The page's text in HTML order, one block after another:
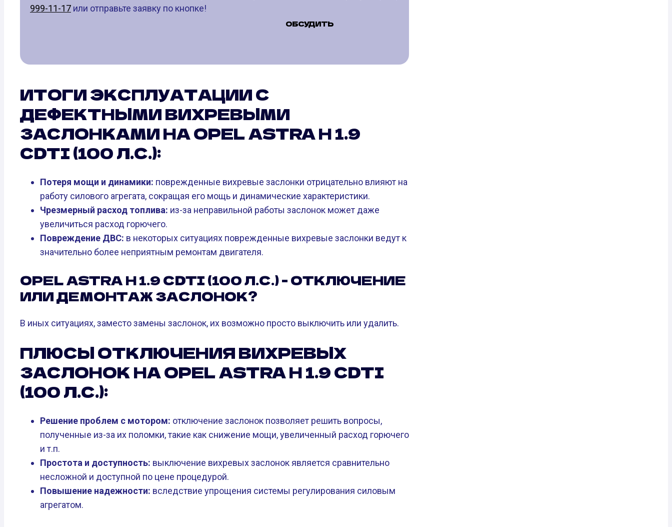
999-11-17 или отправьте заявку по кнопке!
ОБСУДИТЬ
ИТОГИ ЭКСПЛУАТАЦИИ С
ДЕФЕКТНЫМИ ВИХРЕВЫМИ
ЗАСЛОНКАМИ НА OPEL ASTRA H 1.9
CDTI (100 Л.С.):
Потеря мощи и динамики: поврежденные вихревые заслонки отрицательно влияют на
работу силового агрегата, сокращая его мощь и динамические характеристики.
Чрезмерный расход топлива: из-за неправильной работы заслонок может даже
увеличиться расход горючего.
Повреждение ДВС: в некоторых ситуациях поврежденные вихревые заслонки ведут к
значительно более неприятным ремонтам двигателя.
OPEL ASTRA H 1.9 CDTI (100 Л.С.) - ОТКЛЮЧЕНИЕ
ИЛИ ДЕМОНТАЖ ЗАСЛОНОК?
В иных ситуациях, заместо замены заслонок, их возможно просто выключить или удалить.
ПЛЮСЫ ОТКЛЮЧЕНИЯ ВИХРЕВЫХ
ЗАСЛОНОК НА OPEL ASTRA H 1.9 CDTI
(100 Л.С.):
Решение проблем с мотором: отключение заслонок позволяет решить вопросы,
полученные из-за их поломки, такие как снижение мощи, увеличенный расход горючего
и т.п.
Простота и доступность: выключение вихревых заслонок является сравнительно
несложной и доступной по цене процедурой.
Повышение надежности: вследствие упрощения системы регулирования силовым
агрегатом.